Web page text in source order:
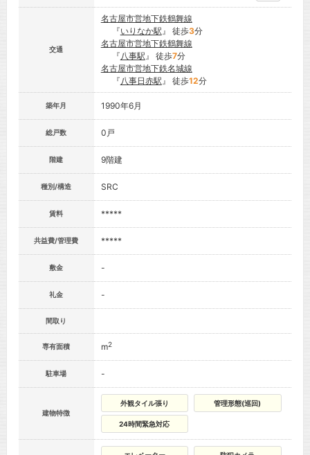
交通
名古屋市営地下鉄鶴舞線
『いりなか駅』 徒歩3分
名古屋市営地下鉄鶴舞線
『八事駅』 徒歩7分
名古屋市営地下鉄名城線
『八事日赤駅』 徒歩12分
築年月 1990年6月
総戸数 0戸
階建 9階建
種別/構造 SRC
賃料 *****
共益費/管理費 *****
敷金 -
礼金 -
間取り
専有面積 m2
駐車場 -
建物特徴
外観タイル張り 管理形態(巡回)
24時間緊急対応